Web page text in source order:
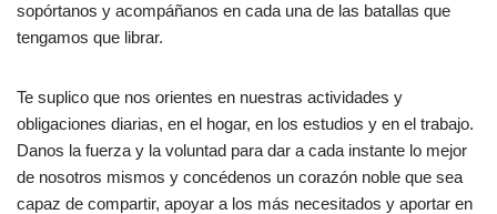
sopórtanos y acompáñanos en cada una de las batallas que
tengamos que librar.
Te suplico que nos orientes en nuestras actividades y
obligaciones diarias, en el hogar, en los estudios y en el trabajo.
Danos la fuerza y la voluntad para dar a cada instante lo mejor
de nosotros mismos y concédenos un corazón noble que sea
capaz de compartir, apoyar a los más necesitados y aportar en